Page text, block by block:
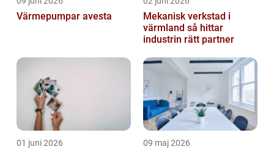
Värmepumpar avesta
Mekanisk verkstad i
värmland så hittar
industrin rätt partner
01 juni 2026 09 maj 2026